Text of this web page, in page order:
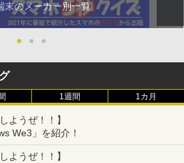
末のメーカー別一覧
● ● ●
1週間 1カ月
ようぜ！！】
We3」を紹介！
ようぜ！！】